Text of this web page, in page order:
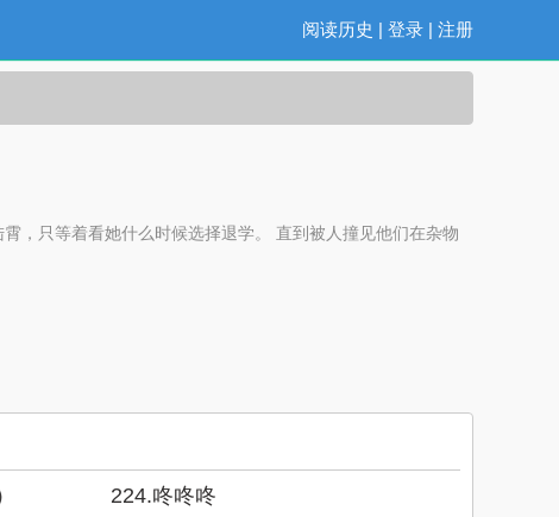
阅读历史 | 登录 | 注册
，只等着看她什么时候选择退学。 直到被人撞见他们在杂物
224.咚咚咚